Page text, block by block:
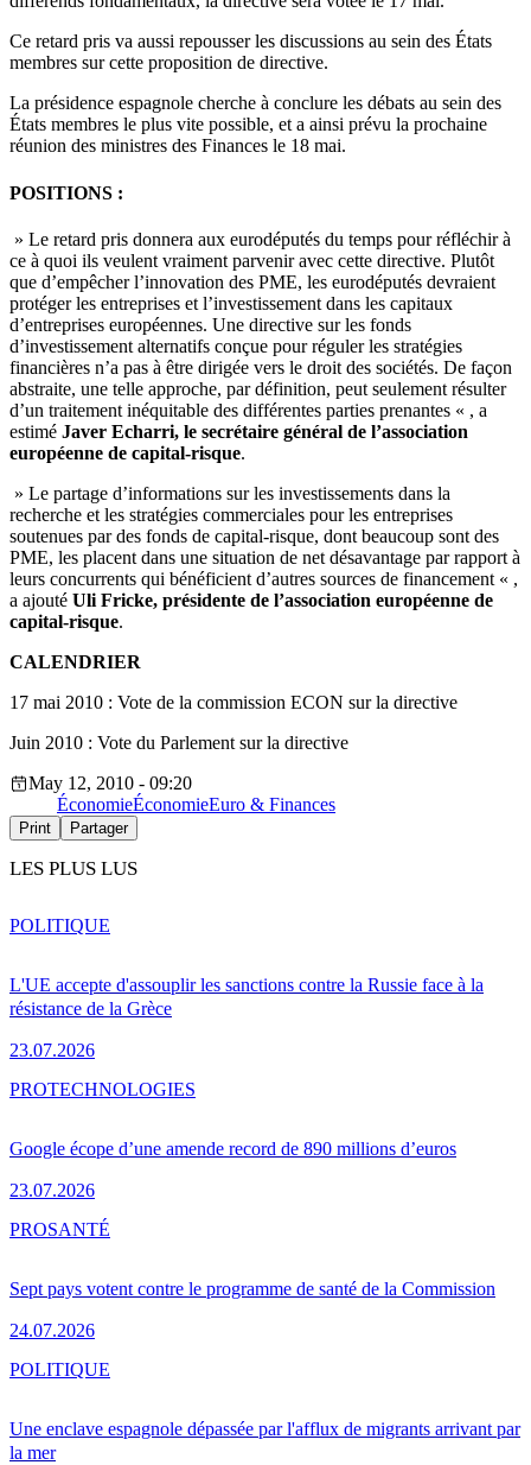
Ce retard pris va aussi repousser les discussions au sein des États
membres sur cette proposition de directive.
La présidence espagnole cherche à conclure les débats au sein des
États membres le plus vite possible, et a ainsi prévu la prochaine
réunion des ministres des Finances le 18 mai.
POSITIONS :
» Le retard pris donnera aux eurodéputés du temps pour réfléchir à
ce à quoi ils veulent vraiment parvenir avec cette directive. Plutôt
que d’empêcher l’innovation des PME, les eurodéputés devraient
protéger les entreprises et l’investissement dans les capitaux
d’entreprises européennes. Une directive sur les fonds
d’investissement alternatifs conçue pour réguler les stratégies
financières n’a pas à être dirigée vers le droit des sociétés. De façon
abstraite, une telle approche, par définition, peut seulement résulter
d’un traitement inéquitable des différentes parties prenantes « , a
estimé Javer Echarri, le secrétaire général de l’association
européenne de capital-risque.
» Le partage d’informations sur les investissements dans la
recherche et les stratégies commerciales pour les entreprises
soutenues par des fonds de capital-risque, dont beaucoup sont des
PME, les placent dans une situation de net désavantage par rapport à
leurs concurrents qui bénéficient d’autres sources de financement « ,
a ajouté Uli Fricke, présidente de l’association européenne de
capital-risque.
CALENDRIER
17 mai 2010 : Vote de la commission ECON sur la directive
Juin 2010 : Vote du Parlement sur la directive
May 12, 2010 - 09:20
ÉconomieÉconomieEuro & Finances
Print Partager
LES PLUS LUS
L'UE accepte d'assouplir les sanctions contre la Russie face à la
résistance de la Grèce
23.07.2026
POLITIQUE
Google écope d’une amende record de 890 millions d’euros
23.07.2026
PROTECHNOLOGIES
Sept pays votent contre le programme de santé de la Commission
24.07.2026
PROSANTÉ
Une enclave espagnole dépassée par l'afflux de migrants arrivant par
la mer
POLITIQUE